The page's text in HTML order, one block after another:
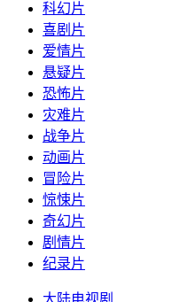
科幻片
喜剧片
爱情片
悬疑片
恐怖片
灾难片
战争片
动画片
冒险片
惊悚片
奇幻片
剧情片
纪录片
大陆电视剧